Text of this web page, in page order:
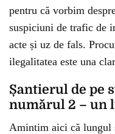
pentru că vorbim
suspiciuni de trafic de
acte și uz de fals.
ilegalitatea este una
Șantierul de pe
numărul 2 – un
Amintim aici că lungul